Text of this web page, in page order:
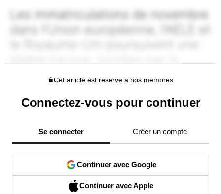
Cet article est réservé à nos membres
Connectez-vous pour continuer
Se connecter Créer un compte
Continuer avec Google
Continuer avec Apple